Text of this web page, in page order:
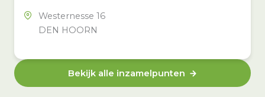
Westernesse 16
DEN HOORN
Bekijk alle inzamelpunten